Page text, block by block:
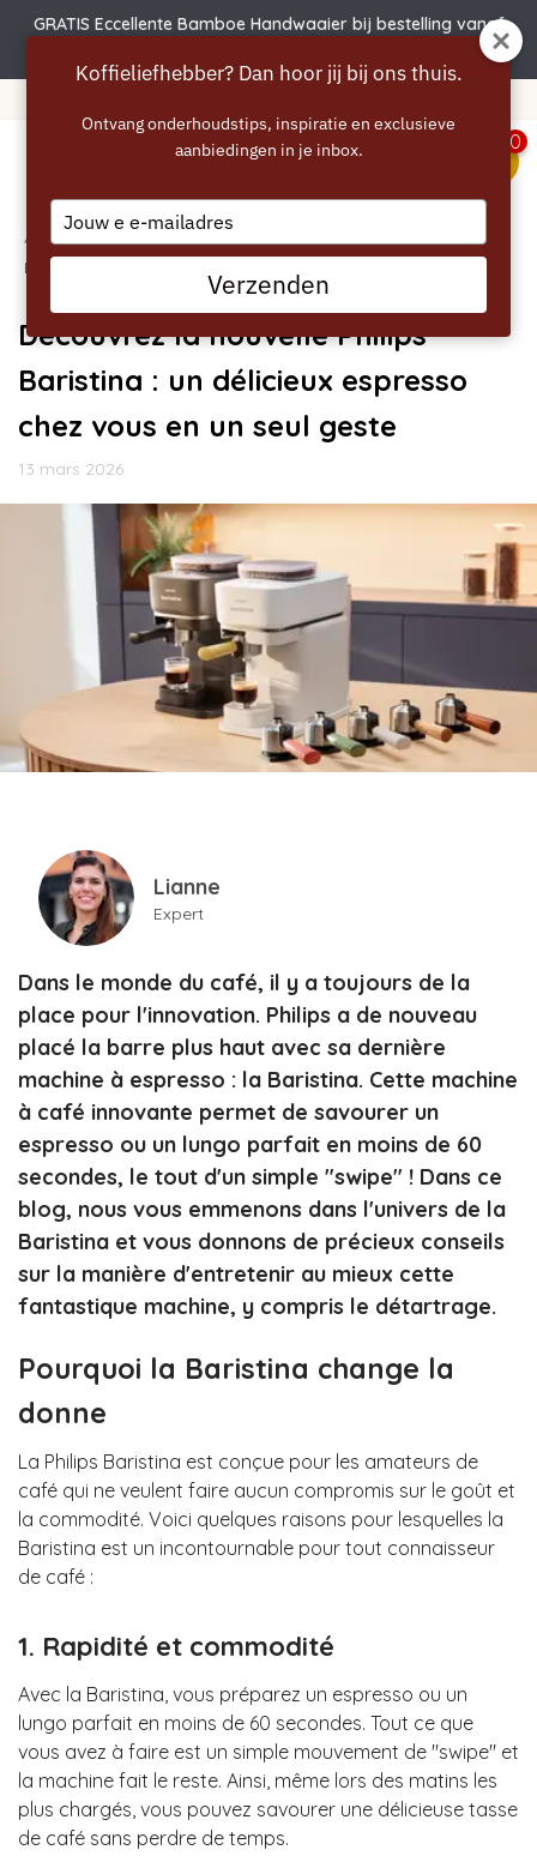
GRATIS Eccellente Bamboe Handwaaier bij bestelling vanaf
0
Accueil
/ Découvrez la nouvelle Philips
Baristina : un délicieux espresso chez vous en un seul geste
Découvrez la nouvelle Philips
Baristina : un délicieux espresso
chez vous en un seul geste
13 mars 2026
Lianne
Expert
Dans le monde du café, il y a toujours de la
place pour l'innovation. Philips a de nouveau
placé la barre plus haut avec sa dernière
machine à espresso : la Baristina. Cette machine
à café innovante permet de savourer un
espresso ou un lungo parfait en moins de 60
secondes, le tout d'un simple "swipe" ! Dans ce
blog, nous vous emmenons dans l'univers de la
Baristina et vous donnons de précieux conseils
sur la manière d'entretenir au mieux cette
fantastique machine, y compris le détartrage.
Pourquoi la Baristina change la
donne
La Philips Baristina est conçue pour les amateurs de
café qui ne veulent faire aucun compromis sur le goût et
la commodité. Voici quelques raisons pour lesquelles la
Baristina est un incontournable pour tout connaisseur
de café :
1. Rapidité et commodité
Avec la Baristina, vous préparez un espresso ou un
lungo parfait en moins de 60 secondes. Tout ce que
vous avez à faire est un simple mouvement de "swipe" et
la machine fait le reste. Ainsi, même lors des matins les
plus chargés, vous pouvez savourer une délicieuse tasse
de café sans perdre de temps.
Koffieliefhebber? Dan hoor jij bij ons thuis.
Ontvang onderhoudstips, inspiratie en exclusieve
aanbiedingen in je inbox.
Type
your
email
Verzenden